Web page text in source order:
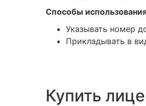
Способы
Указывать номер
Прикладывать в
Купить